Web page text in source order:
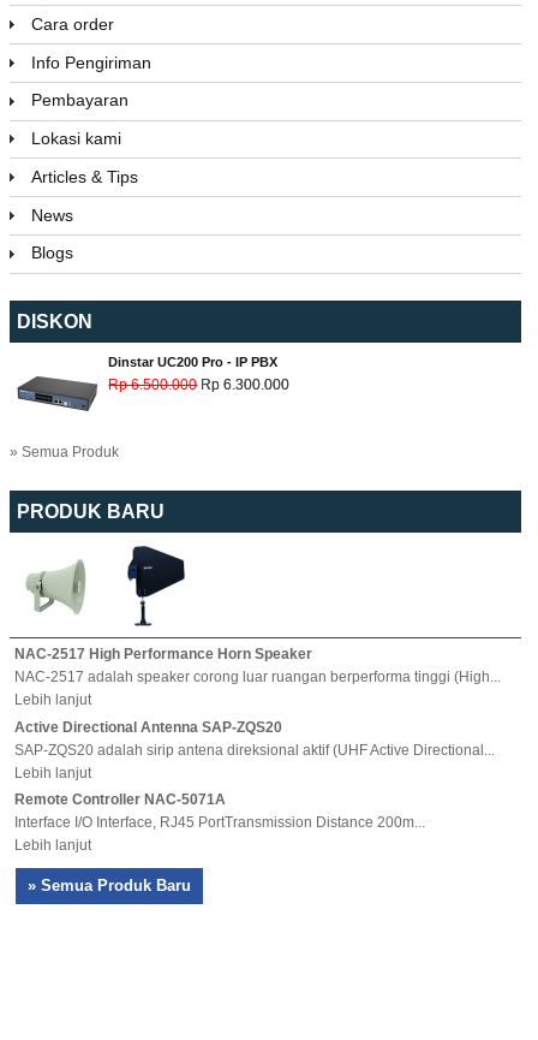
Cara order
Info Pengiriman
Pembayaran
Lokasi kami
Articles & Tips
News
Blogs
DISKON
Dinstar UC200 Pro - IP PBX
Rp 6.500.000 Rp 6.300.000
» Semua Produk
PRODUK BARU
NAC-2517 High Performance Horn Speaker
NAC-2517 adalah speaker corong luar ruangan berperforma tinggi (High...
Lebih lanjut
Active Directional Antenna SAP-ZQS20
SAP-ZQS20 adalah sirip antena direksional aktif (UHF Active Directional...
Lebih lanjut
Remote Controller NAC-5071A
Interface I/O Interface, RJ45 PortTransmission Distance 200m...
Lebih lanjut
» Semua Produk Baru